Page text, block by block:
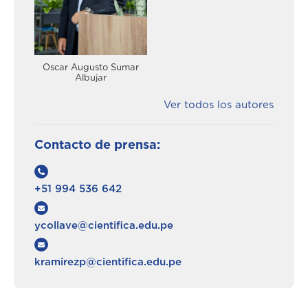
Oscar Augusto Sumar
Albujar
Ver todos los autores
Contacto de prensa:
+51 994 536 642
ycollave@cientifica.edu.pe
kramirezp@cientifica.edu.pe